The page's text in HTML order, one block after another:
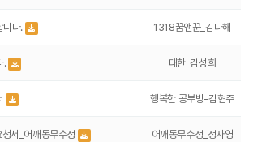
니다. 1318꿈앤꾼_김다해
. 대한_김성희
행복한 공부방-김현주
서_어깨동무수정 어깨동무수정_정자영